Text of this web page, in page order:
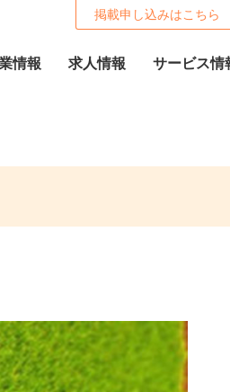
掲載申し込みはこちら
情報 求人情報 サービス情